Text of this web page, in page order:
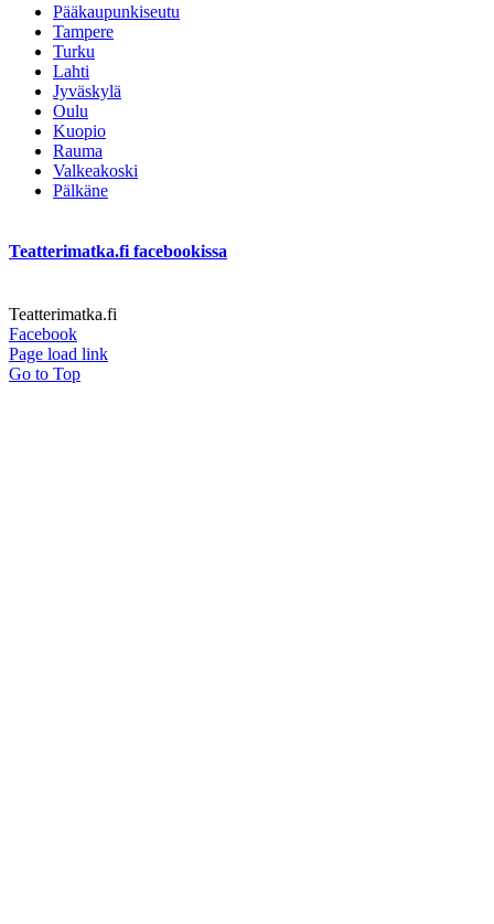
Pääkaupunkiseutu
Tampere
Turku
Lahti
Jyväskylä
Oulu
Kuopio
Rauma
Valkeakoski
Pälkäne
Teatterimatka.fi facebookissa
Teatterimatka.fi
Facebook
Page load link
Go to Top